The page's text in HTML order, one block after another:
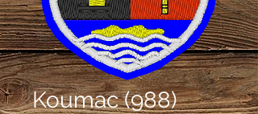
Koumac (988)